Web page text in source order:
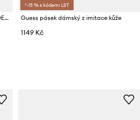
Guess oboustranný pásek dámský NOELLE
*-15 % s kódem: LST
Guess pásek dámský z imitace kůže
1149 Kč